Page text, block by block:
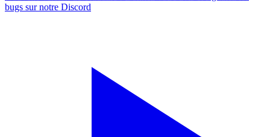
bugs sur notre Discord